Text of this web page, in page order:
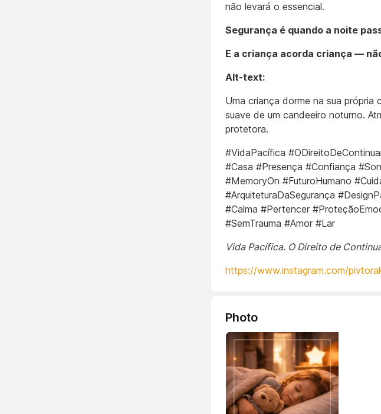
não levará o essencial.
Segurança é quando a noite
E a criança acorda criança —
Alt-text:
Uma criança dorme na sua própria
suave de um candeeiro noturno.
protetora.
#VidaPacífica
#Casa #Presença #Confiança
#MemoryOn #FuturoHumano
#ArquiteturaDaSegurança
#Calma #Pertencer
#SemTrauma #Amor #Lar
Vida Pacífica. O Direito de
https://www.instagram.com/
Photo